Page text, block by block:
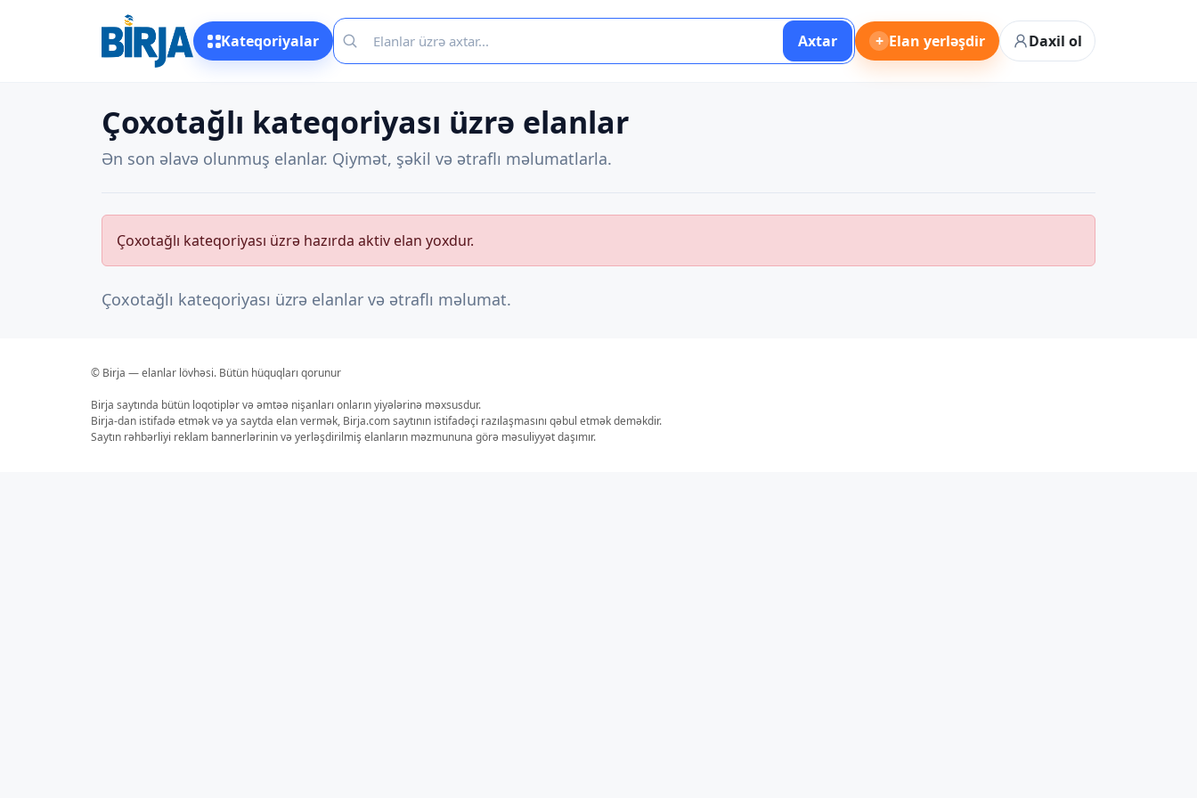
Kateqoriyalar Axtar + Elan yerləşdir Daxil ol
Çoxotağlı kateqoriyası üzrə elanlar
Ən son əlavə olunmuş elanlar. Qiymət, şəkil və ətraflı məlumatlarla.
Çoxotağlı kateqoriyası üzrə hazırda aktiv elan yoxdur.
Çoxotağlı kateqoriyası üzrə elanlar və ətraflı məlumat.
© Birja — elanlar lövhəsi. Bütün hüquqları qorunur
Birja saytında bütün loqotiplər və əmtəə nişanları onların yiyələrinə məxsusdur.
Birja-dan istifadə etmək və ya saytda elan vermək, Birja.com saytının istifadəçi razılaşmasını qəbul etmək deməkdir.
Saytın rəhbərliyi reklam bannerlərinin və yerləşdirilmiş elanların məzmununa görə məsuliyyət daşımır.